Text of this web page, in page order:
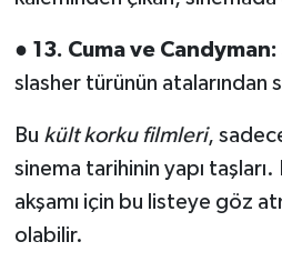
● 13. Cuma ve Candyman:
slasher türünün atalarından
Bu kült korku filmleri,
sinema tarihinin yapı
akşamı için bu listeye göz
olabilir.